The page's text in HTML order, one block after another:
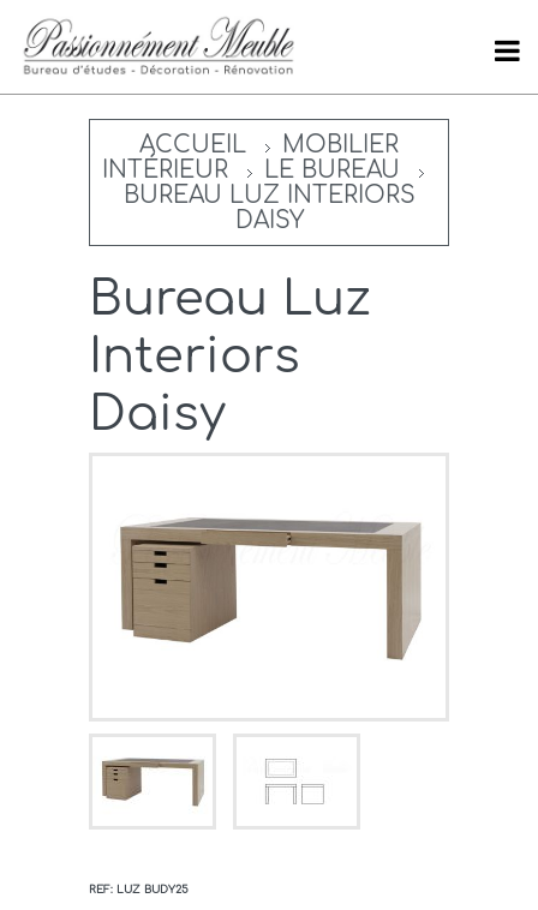
ACCUEIL
MOBILIER
INTÉRIEUR
LE BUREAU
BUREAU LUZ INTERIORS
DAISY
Bureau Luz
Interiors
Daisy
REF: LUZ BUDY25